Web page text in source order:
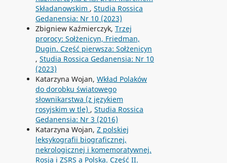
Składanowskim , Studia Rossica
Gedanensia: Nr 10 (2023)
Zbigniew Kaźmierczyk, Trzej
prorocy: Sołżenicyn, Friedman,
Dugin. Część pierwsza: Sołżenicyn
, Studia Rossica Gedanensia: Nr 10
(2023)
Katarzyna Wojan, Wkład Polaków
do dorobku światowego
słownikarstwa (z językiem
rosyjskim w tle) , Studia Rossica
Gedanensia: Nr 3 (2016)
Katarzyna Wojan, Z polskiej
leksykografii biograficznej,
nekrologicznej i komemoratywnej.
Rosja i ZSRS a Polska. Część II.